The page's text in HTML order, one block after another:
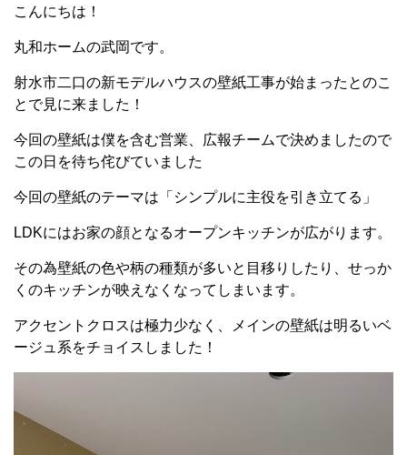
こんにちは！
丸和ホームの武岡です。
射水市二口の新モデルハウスの壁紙工事が始まったとのこ
とで見に来ました！
今回の壁紙は僕を含む営業、広報チームで決めましたので
この日を待ち侘びていました
今回の壁紙のテーマは「シンプルに主役を引き立てる」
LDKにはお家の顔となるオープンキッチンが広がります。
その為壁紙の色や柄の種類が多いと目移りしたり、せっか
くのキッチンが映えなくなってしまいます。
アクセントクロスは極力少なく、メインの壁紙は明るいベ
ージュ系をチョイスしました！